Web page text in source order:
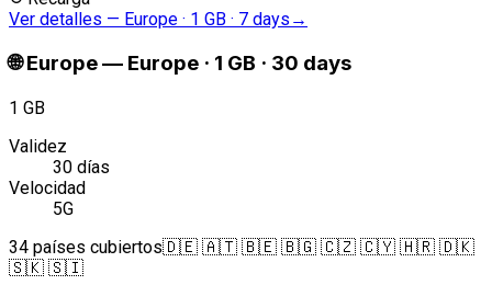
Ver detalles — Europe · 1 GB · 7 days →
🌐 Europe— Europe · 1 GB · 30 days
1 GB
Validez
30 días
Velocidad
5G
34 países cubiertos🇩🇪 🇦🇹 🇧🇪 🇧🇬 🇨🇿 🇨🇾 🇭🇷 🇩🇰
🇸🇰 🇸🇮